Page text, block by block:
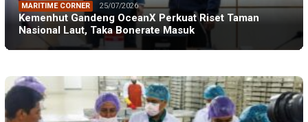
MARITIME CORNER 25/07/2026
Kemenhut Gandeng OceanX Perkuat Riset Taman
Nasional Laut, Taka Bonerate Masuk